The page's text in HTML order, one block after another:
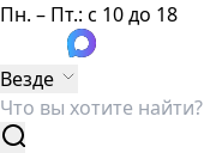
Пн. – Пт.: с 10 до 18
Везде